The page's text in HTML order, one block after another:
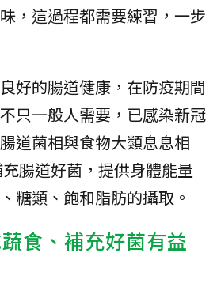
，這過程都需要練習，一步
好的腸道健康，在防疫期間
只一般人需要，已感染新冠
道菌相與食物大類息息相
充腸道好菌，提供身體能量
糖類、飽和脂肪的攝取。
食、補充好菌有益